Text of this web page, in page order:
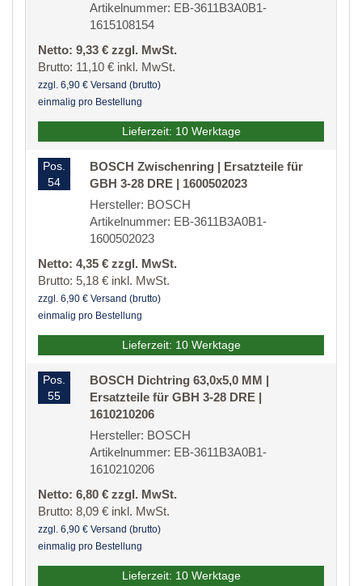
Artikelnummer: EB-3611B3A0B1-
1615108154
Netto: 9,33 € zzgl. MwSt.
Brutto: 11,10 € inkl. MwSt.
zzgl. 6,90 € Versand (brutto)
einmalig pro Bestellung
Lieferzeit: 10 Werktage
Pos.
54
BOSCH Zwischenring | Ersatzteile für
GBH 3-28 DRE | 1600502023
Hersteller: BOSCH
Artikelnummer: EB-3611B3A0B1-
1600502023
Netto: 4,35 € zzgl. MwSt.
Brutto: 5,18 € inkl. MwSt.
zzgl. 6,90 € Versand (brutto)
einmalig pro Bestellung
Lieferzeit: 10 Werktage
Pos.
55
BOSCH Dichtring 63,0x5,0 MM |
Ersatzteile für GBH 3-28 DRE |
1610210206
Hersteller: BOSCH
Artikelnummer: EB-3611B3A0B1-
1610210206
Netto: 6,80 € zzgl. MwSt.
Brutto: 8,09 € inkl. MwSt.
zzgl. 6,90 € Versand (brutto)
einmalig pro Bestellung
Lieferzeit: 10 Werktage